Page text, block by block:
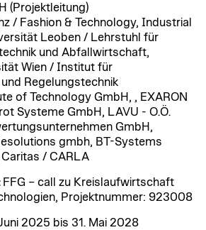
(Projektleitung)
/ Fashion & Technology, Industrial
Leoben / Lehrstuhl für
und Abfallwirtschaft,
Wien / Institut für
Regelungstechnik
of Technology GmbH, ​, EXARON
Systeme GmbH​, LAVU​ - O.Ö.
GmbH,
gmbh, BT-Systems
/ CARLA
FFG – call zu Kreislaufwirtschaft
Projektnummer: 923008
2025 bis 31. Mai 2028